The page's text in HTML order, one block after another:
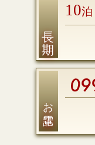
10泊
お電話